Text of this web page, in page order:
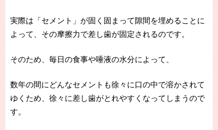
実際は「セメント」が固く固まって隙間を埋めることに
よって、その摩擦力で差し歯が固定されるのです。
そのため、毎日の食事や唾液の水分によって、
数年の間にどんなセメントも徐々に口の中で溶かされて
ゆくため、徐々に差し歯がとれやすくなってしまうので
す。